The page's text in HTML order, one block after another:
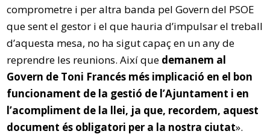
comprometre i per altra banda pel Govern del PSOE
que sent el gestor i el que hauria d’impulsar el treball
d’aquesta mesa, no ha sigut capaç en un any de
reprendre les reunions. Així que demanem al
Govern de Toni Francés més implicació en el bon
funcionament de la gestió de l’Ajuntament i en
l’acompliment de la llei, ja que, recordem, aquest
document és obligatori per a la nostra ciutat».